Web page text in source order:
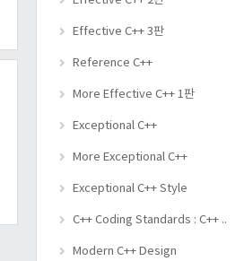
Effective C++ 3판
Reference C++
More Effective C++ 1판
Exceptional C++
More Exceptional C++
Exceptional C++ Style
C++ Coding Standards : C++ ..
Modern C++ Design